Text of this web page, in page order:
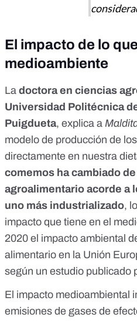
El impacto de lo
medioambiente
La doctora en ciencias
Universidad Politécnica
Puigdueta, explica a
modelo de producción de
directamente en nuestra
comemos ha cambiado
agroalimentario acorde a
uno más industrializado,
impacto que tiene en el
2020 el impacto ambiental
alimentario en la Unión
según un estudio publicado
El impacto medioambiental
emisiones de gases de